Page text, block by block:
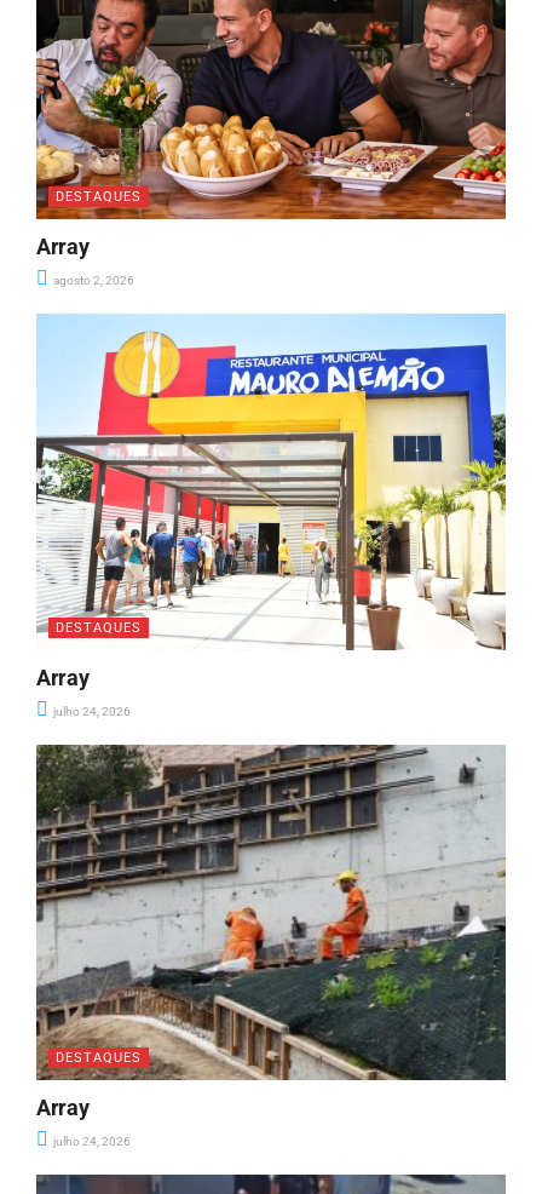
DESTAQUES
Array
agosto 2, 2026
DESTAQUES
Array
julho 24, 2026
DESTAQUES
Array
julho 24, 2026